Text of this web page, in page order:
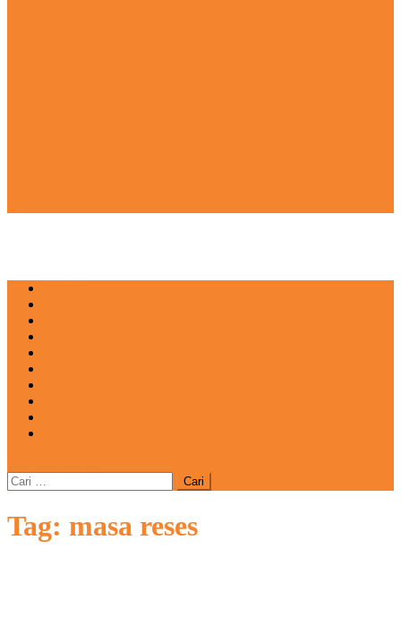
Cari
untuk:
Tag: masa reses